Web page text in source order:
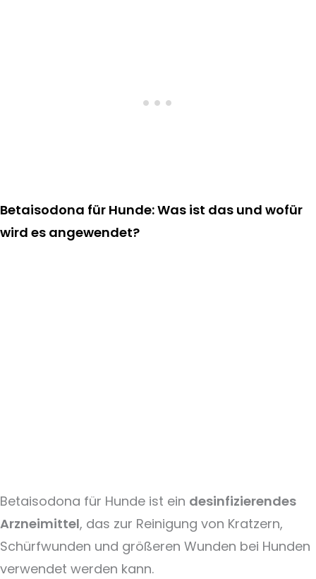
Betaisodona für Hunde: Was ist das und wofür
wird es angewendet?
Betaisodona für Hunde ist ein desinfizierendes
Arzneimittel, das zur Reinigung von Kratzern,
Schürfwunden und größeren Wunden bei Hunden
verwendet werden kann.